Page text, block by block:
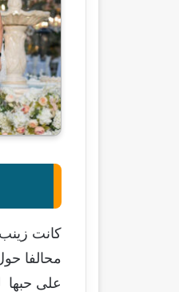
كانت
محالفا
على حبها